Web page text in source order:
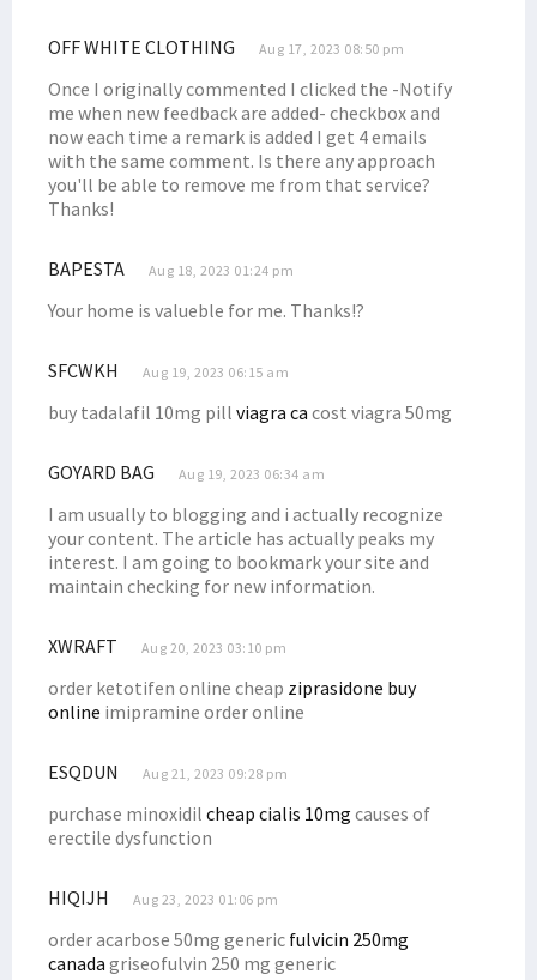
OFF WHITE CLOTHING Aug 17, 2023 08:50 pm
Once I originally commented I clicked the -Notify
me when new feedback are added- checkbox and
now each time a remark is added I get 4 emails
with the same comment. Is there any approach
you'll be able to remove me from that service?
Thanks!
BAPESTA Aug 18, 2023 01:24 pm
Your home is valueble for me. Thanks!?
SFCWKH Aug 19, 2023 06:15 am
buy tadalafil 10mg pill viagra ca cost viagra 50mg
GOYARD BAG Aug 19, 2023 06:34 am
I am usually to blogging and i actually recognize
your content. The article has actually peaks my
interest. I am going to bookmark your site and
maintain checking for new information.
XWRAFT Aug 20, 2023 03:10 pm
order ketotifen online cheap ziprasidone buy
online imipramine order online
ESQDUN Aug 21, 2023 09:28 pm
purchase minoxidil cheap cialis 10mg causes of
erectile dysfunction
HIQIJH Aug 23, 2023 01:06 pm
order acarbose 50mg generic fulvicin 250mg
canada griseofulvin 250 mg generic